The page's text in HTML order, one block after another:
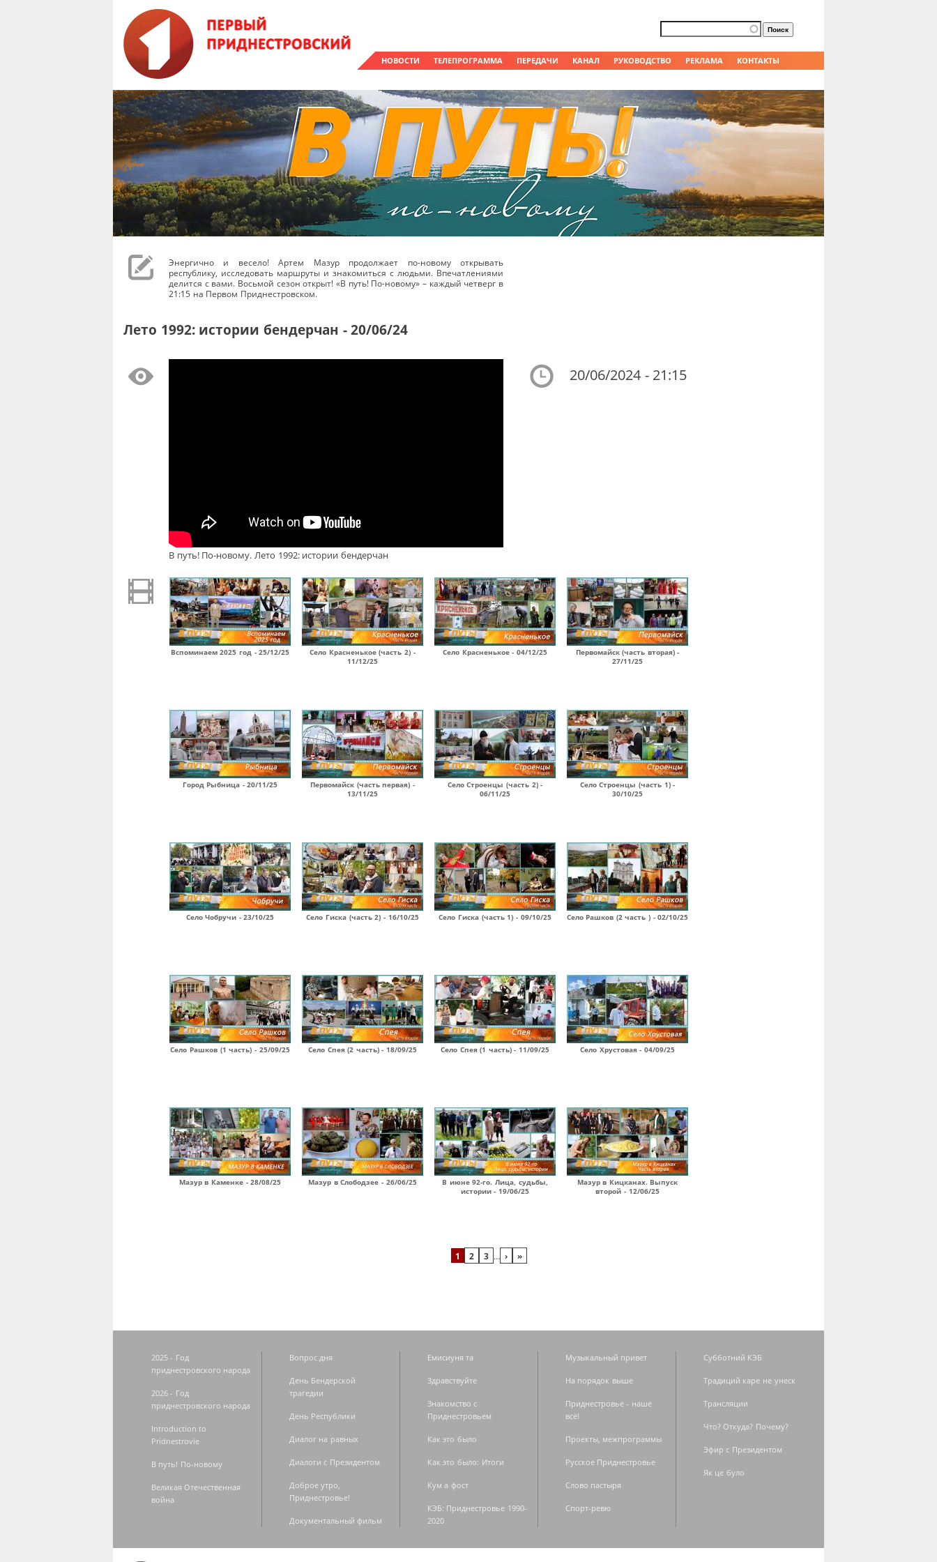
НОВОСТИ ТЕЛЕПРОГРАММА ПЕРЕДАЧИ КАНАЛ РУКОВОДСТВО РЕКЛАМА КОНТАКТЫ
Форма поиска
Поиск
Энергично и весело! Артем Мазур продолжает по-новому открывать
республику, исследовать маршруты и знакомиться с людьми. Впечатлениями
делится с вами. Восьмой сезон открыт! «В путь! По-новому» – каждый четверг в
21:15 на Первом Приднестровском.
Лето 1992: истории бендерчан - 20/06/24
В путь! По-новому. Лето 1992: истории бендерчан
20/06/2024 - 21:15
Вспоминаем 2025 год - 25/12/25
Село Красненькое (часть 2) -
11/12/25
Село Красненькое - 04/12/25
Первомайск (часть вторая) -
27/11/25
Город Рыбница - 20/11/25
Первомайск (часть первая) -
13/11/25
Село Строенцы (часть 2) -
06/11/25
Село Строенцы (часть 1) -
30/10/25
Село Чобручи - 23/10/25 Село Гиска (часть 2) - 16/10/25 Село Гиска (часть 1) - 09/10/25 Село Рашков (2 часть ) - 02/10/25
Село Рашков (1 часть) - 25/09/25 Село Спея (2 часть) - 18/09/25 Село Спея (1 часть) - 11/09/25 Село Хрустовая - 04/09/25
Мазур в Каменке - 28/08/25 Мазур в Слободзее - 26/06/25
В июне 92-го. Лица, судьбы,
истории - 19/06/25
Мазур в Кицканах. Выпуск
второй - 12/06/25
1 2 3 … › »
2025 - Год
приднестровского народа
2026 - Год
приднестровского народа
Introduction to
Pridnestrovie
В путь! По-новому
Великая Отечественная
война
Вопрос дня
День Бендерской
трагедии
День Республики
Диалог на равных
Диалоги с Президентом
Доброе утро,
Приднестровье!
Документальный фильм
Емисиуня та
Здравствуйте
Знакомство с
Приднестровьем
Как это было
Как это было: Итоги
Кум а фост
КЭБ: Приднестровье 1990-
2020
Музыкальный привет
На порядок выше
Приднестровье - наше
всё!
Проекты, межпрограммы
Русское Приднестровье
Слово пастыря
Спорт-ревю
Субботний КЭБ
Традиций каре не унеск
Трансляции
Что? Откуда? Почему?
Эфир с Президентом
Як це було